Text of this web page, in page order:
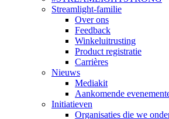
Streamlight-familie
Over ons
Feedback
Winkeluitrusting
Product registratie
Carrières
Nieuws
Mediakit
Aankomende
Initiatieven
Organisaties die we